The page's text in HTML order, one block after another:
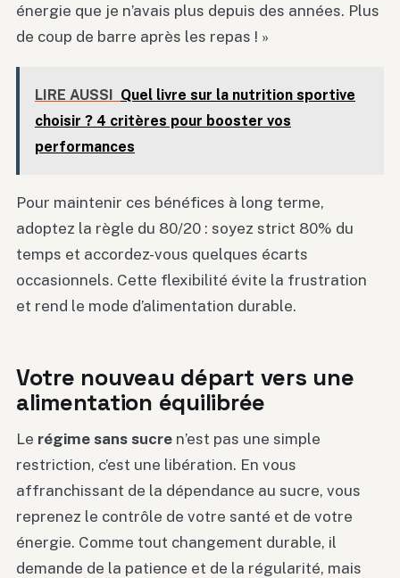
énergie que je n’avais plus depuis des années. Plus
de coup de barre après les repas ! »
LIRE AUSSI Quel livre sur la nutrition sportive
choisir ? 4 critères pour booster vos
performances
Pour maintenir ces bénéfices à long terme,
adoptez la règle du 80/20 : soyez strict 80% du
temps et accordez-vous quelques écarts
occasionnels. Cette flexibilité évite la frustration
et rend le mode d’alimentation durable.
Votre nouveau départ vers une
alimentation équilibrée
Le régime sans sucre n’est pas une simple
restriction, c’est une libération. En vous
affranchissant de la dépendance au sucre, vous
reprenez le contrôle de votre santé et de votre
énergie. Comme tout changement durable, il
demande de la patience et de la régularité, mais